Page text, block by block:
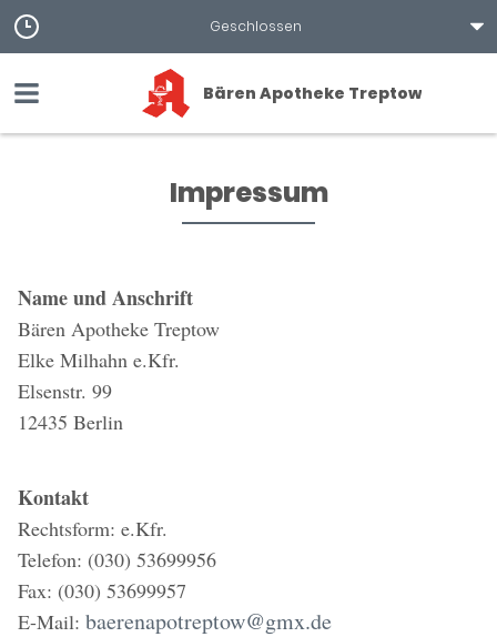
Geschlossen
Bären Apotheke Treptow
Impressum
Name und Anschrift
Bären Apotheke Treptow
Elke Milhahn e.Kfr.
Elsenstr. 99
12435 Berlin
Kontakt
Rechtsform: e.Kfr.
Telefon: (030) 53699956
Fax: (030) 53699957
E-Mail: baerenapotreptow@gmx.de